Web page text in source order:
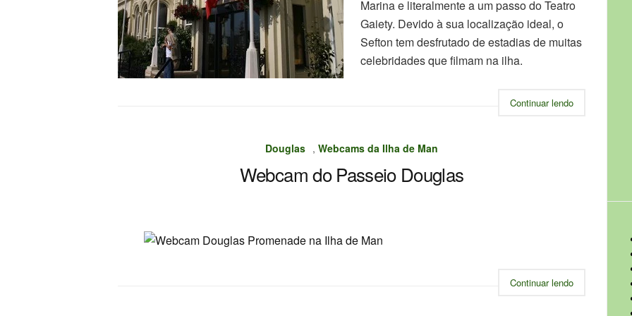
Marina e literalmente a um passo do Teatro
Gaiety. Devido à sua localização ideal, o
Sefton tem desfrutado de estadias de muitas
celebridades que filmam na ilha.
Continuar lendo
Douglas ,Webcams da Ilha de Man
Webcam do Passeio Douglas
Continuar lendo